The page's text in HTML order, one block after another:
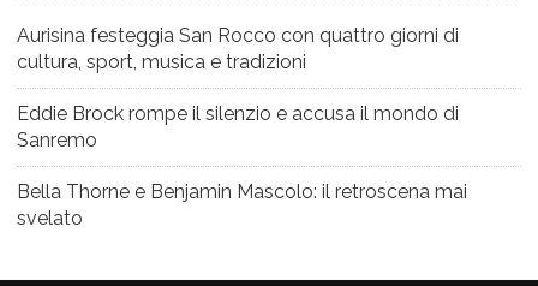
Aurisina festeggia San Rocco con quattro giorni di
cultura, sport, musica e tradizioni
Eddie Brock rompe il silenzio e accusa il mondo di
Sanremo
Bella Thorne e Benjamin Mascolo: il retroscena mai
svelato